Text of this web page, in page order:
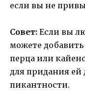
если вы не
Совет: Если вы
можете
перца или
для придания ей
пикантности.